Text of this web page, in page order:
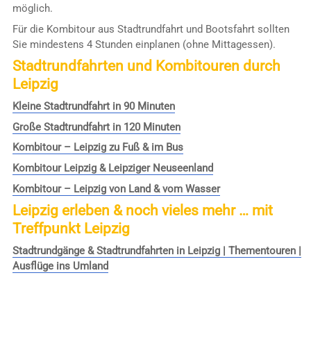
möglich.
Für die Kombitour aus Stadtrundfahrt und Bootsfahrt sollten
Sie mindestens 4 Stunden einplanen (ohne Mittagessen).
Stadtrundfahrten und Kombitouren durch
Leipzig
Kleine Stadtrundfahrt in 90 Minuten
Große Stadtrundfahrt in 120 Minuten
Kombitour – Leipzig zu Fuß & im Bus
Kombitour Leipzig & Leipziger Neuseenland
Kombitour – Leipzig von Land & vom Wasser
Leipzig erleben & noch vieles mehr … mit
Treffpunkt Leipzig
Stadtrundgänge & Stadtrundfahrten in Leipzig | Thementouren |
Ausflüge ins Umland